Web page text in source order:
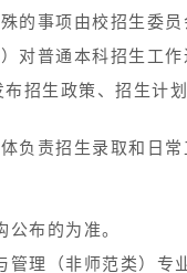
的事项由校招生委员
对普通本科招生工作
生政策、招生计
负责招生录取和日常
布的为准。
理（非师范类）专